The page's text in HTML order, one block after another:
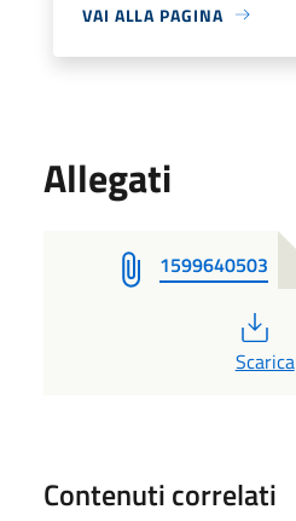
VAI ALLA PAGINA
Allegati
1599640503
PDF
Scarica
Contenuti correlati